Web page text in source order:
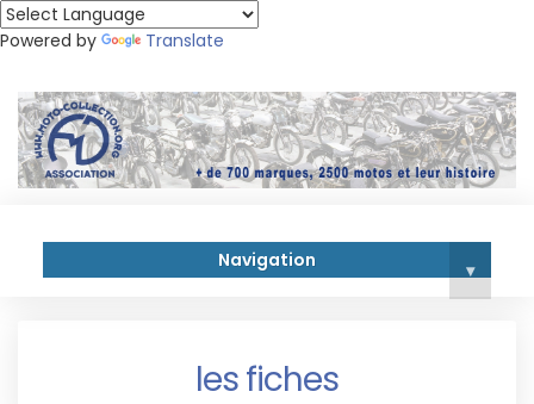
Powered by Translate
Navigation ▾
les fiches